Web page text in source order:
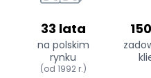
33 lata
na polskim
rynku
(od 1992 r.)